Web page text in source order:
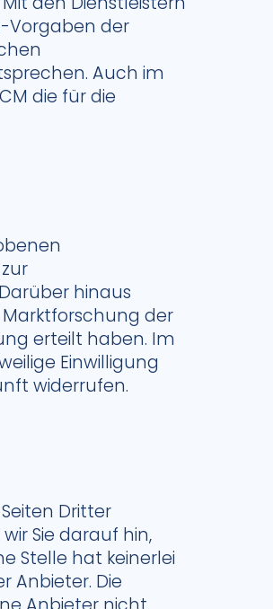
Vorgaben der
Auch im
die für die
hinaus
der
erteilt haben. Im
Einwilligung
widerrufen.
Dritter
Sie darauf hin,
Stelle hat keinerlei
Anbieter. Die